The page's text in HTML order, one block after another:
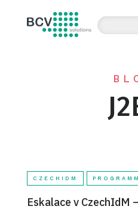
BCV
CZECHIDM
Eskalace v CzechIdM